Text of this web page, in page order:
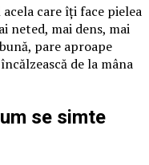
care îți face pielea
neted, mai dens, mai
pare aproape
de la mâna
se simte